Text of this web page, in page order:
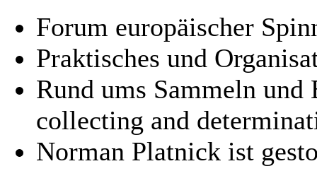
Forum europäischer
Praktisches und
Rund ums Sammeln
collecting and
Norman Platnick ist